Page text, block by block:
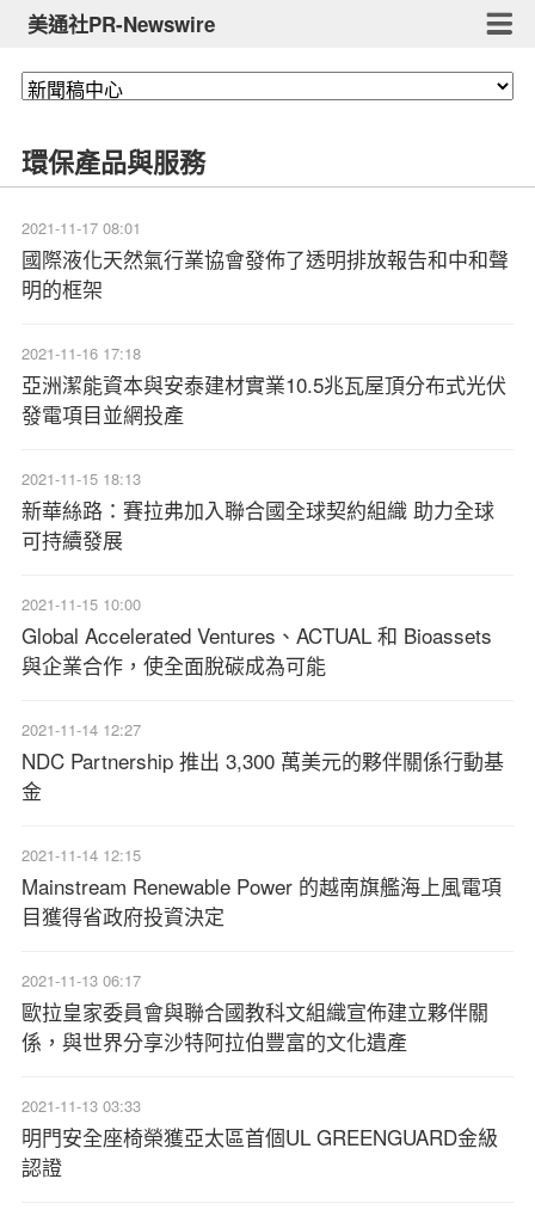
美通社PR-Newswire
環保產品與服務
2021-11-17 08:01
國際液化天然氣行業協會發佈了透明排放報告和中和聲
明的框架
2021-11-16 17:18
亞洲潔能資本與安泰建材實業10.5兆瓦屋頂分布式光伏
發電項目並網投產
2021-11-15 18:13
新華絲路：賽拉弗加入聯合國全球契約組織 助力全球
可持續發展
2021-11-15 10:00
Global Accelerated Ventures、ACTUAL 和 Bioassets
與企業合作，使全面脫碳成為可能
2021-11-14 12:27
NDC Partnership 推出 3,300 萬美元的夥伴關係行動基
金
2021-11-14 12:15
Mainstream Renewable Power 的越南旗艦海上風電項
目獲得省政府投資決定
2021-11-13 06:17
歐拉皇家委員會與聯合國教科文組織宣佈建立夥伴關
係，與世界分享沙特阿拉伯豐富的文化遺產
2021-11-13 03:33
明門安全座椅榮獲亞太區首個UL GREENGUARD金級
認證